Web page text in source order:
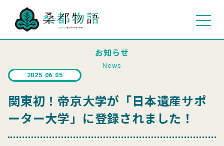
お知らせ
News
2025.06.05
関東初！帝京大学が「日本遺産サポ
ーター大学」に登録されました！